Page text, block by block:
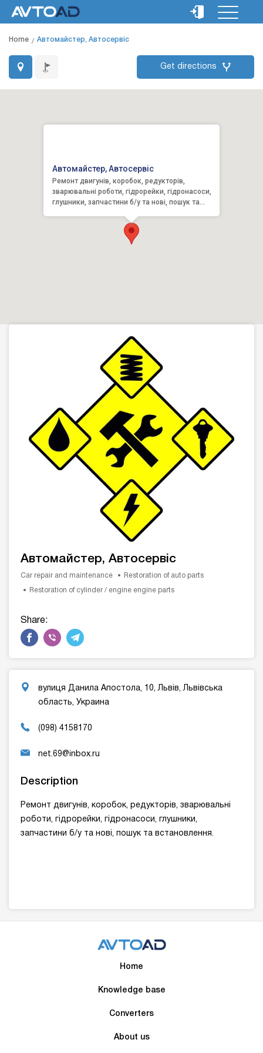
Home Автомайстер, Автосервіс
Get directions
Автомайстер, Автосервіс
Ремонт двигунів, коробок, редукторів,
зварювальні роботи, гідрорейки, гідронасоси,
глушники, запчастини б/у та нові, пошук та
Автомайстер, Автосервіс
Car repair and maintenance Restoration of auto parts
Restoration of cylinder / engine engine parts
Share:
вулиця Данила Апостола, 10, Львів, Львівська
область, Украина
(098) 4158170
net.69@inbox.ru
Description
Ремонт двигунів, коробок, редукторів, зварювальні
роботи, гідрорейки, гідронасоси, глушники,
запчастини б/у та нові, пошук та встановлення.
Home
Knowledge base
Converters
About us